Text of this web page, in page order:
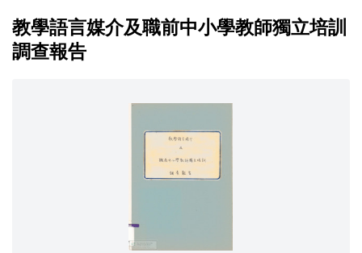
教學語言媒介及職前中小學教師獨立培訓
調查報告